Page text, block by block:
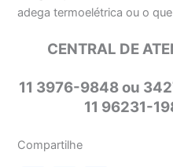
adega termoelétrica ou o
CENTRAL DE
11 3976-9848 ou
11 96231-
Compartilhe